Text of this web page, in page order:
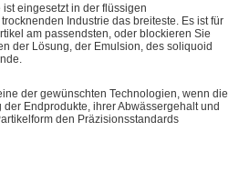
eingesetzt in der flüssigen
Industrie das breiteste. Es ist für
am passendsten, oder blockieren Sie
der Lösung, der Emulsion, des soliquoid
der gewünschten Technologien, wenn die
Endprodukte, ihrer Abwässergehalt und
den Präzisionsstandards